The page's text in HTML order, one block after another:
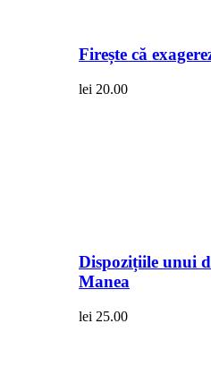
Firește că
lei 20.00
Dispozițiile unui
Manea
lei 25.00